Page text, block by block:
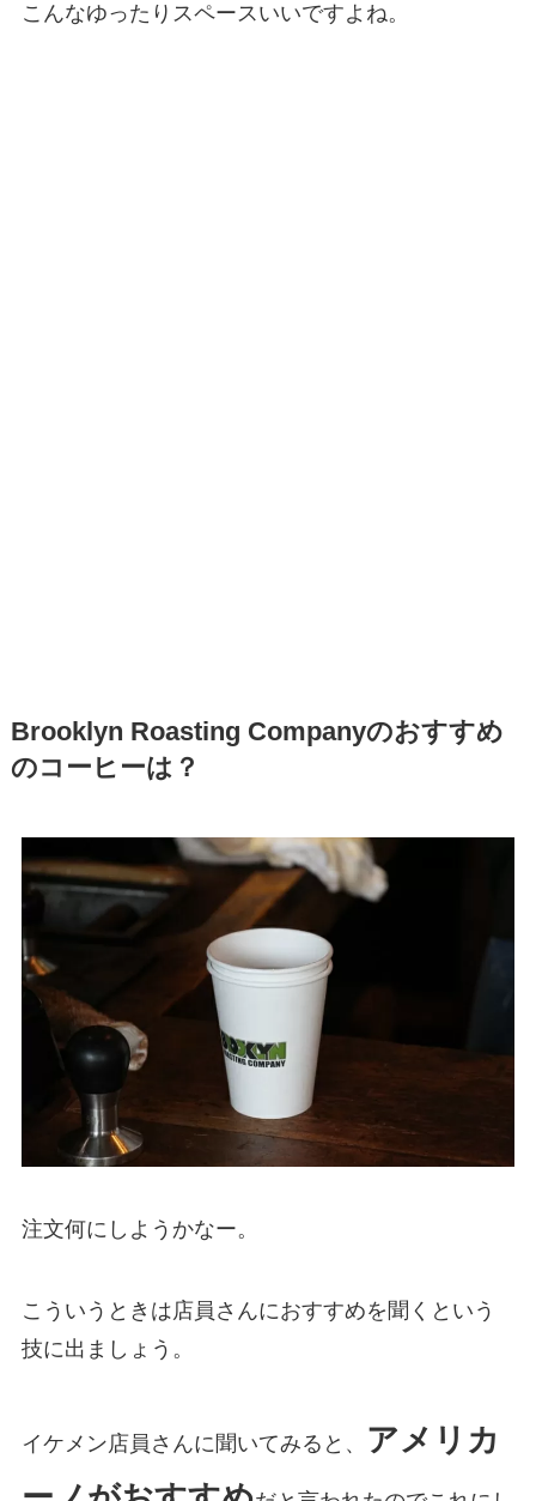
こんなゆったりスペースいいですよね。
Brooklyn Roasting Companyのおすすめ
のコーヒーは？
注文何にしようかなー。
こういうときは店員さんにおすすめを聞くという
技に出ましょう。
イケメン店員さんに聞いてみると、
アメリカ